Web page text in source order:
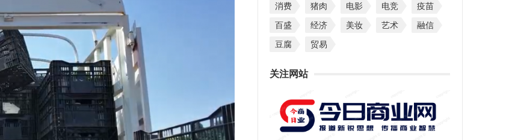
消费
猪肉 电影 电竞
疫苗
百盛
经济 美妆 艺术
融信
豆腐
贸易
关注网站